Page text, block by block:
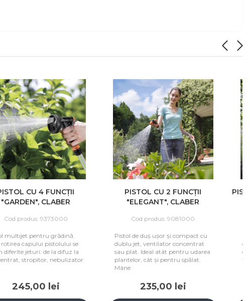
CU 4 FUNCȚII
CLABER
Cod produs: 9373000
multijet pentru grădină.
capului pistolului se
jeturi: de la difuz la
stropitor, nebulizator
245,00 lei
PISTOL CU 2 FUNCȚII
"ELEGANT", CLABER
Cod produs: 9081000
Pistol de duș ușor și compact cu
dublu jet, ventilator concentrat
sau plat. Ideal atât pentru udarea
plantelor, cât și pentru spălat.
Mâne
235,00 lei
de